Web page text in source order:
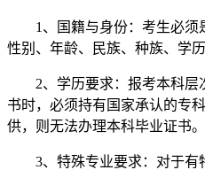
1、国籍与身份：考生必须
性别、年龄、民族、种族、学
2、学历要求：报考本科层
书时，必须持有国家承认的专
供，则无法办理本科毕业证书。
3、特殊专业要求：对于有